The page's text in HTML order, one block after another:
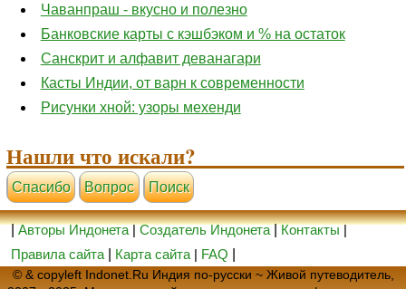
Чаванпраш - вкусно и полезно
Банковские карты с кэшбэком и % на остаток
Санскрит и алфавит деванагари
Касты Индии, от варн к современности
Рисунки хной: узоры мехенди
Нашли что искали?
Cпасибо Вопрос Поиск
|Авторы Индонета|Создатель Индонета|Контакты|
Правила сайта
Карта сайта | FAQ
© & copyleft Indonet.Ru Индия по-русски ~ Живой путеводитель,